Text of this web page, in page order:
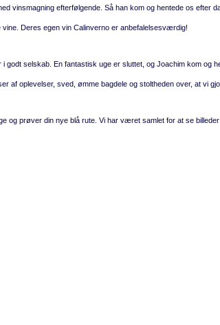
vinsmagning efterfølgende. Så han kom og hentede os efter
Deres egen vin Calinverno er anbefalelsesværdig!
godt selskab. En fantastisk uge er sluttet, og Joachim kom og
af oplevelser, sved, ømme bagdele og stoltheden over, at vi
og prøver din nye blå rute. Vi har været samlet for at se